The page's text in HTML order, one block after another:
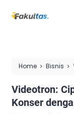
Home Bisnis
Videotron:
Konser